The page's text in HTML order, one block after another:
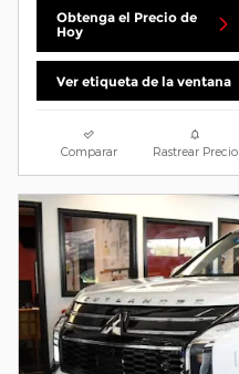
Obtenga el Precio de
Hoy
Ver etiqueta de la ventana
Comparar Rastrear Precio